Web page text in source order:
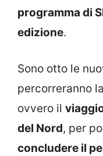
programma di
edizione.
Sono otto le
percorreranno la
ovvero il
del Nord, per
concludere il